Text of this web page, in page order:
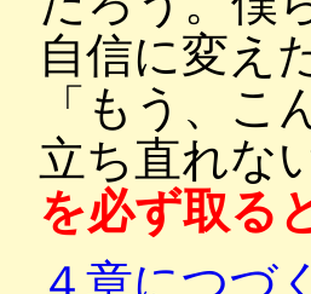
自信に変え
「もう、
立ち直れな
を必ず取る
４章につづく